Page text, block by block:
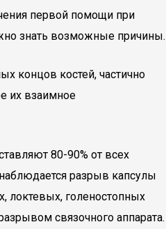
первой помощи при
знать возможные причины.
концов костей, частично
их взаимное
80-90% от всех
разрыв капсулы
локтевых, голеностопных
связочного аппарата.